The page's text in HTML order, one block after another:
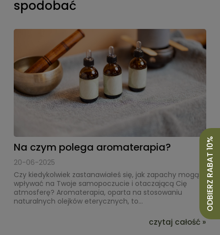
spodobać
Na czym polega aromaterapia?
20-06-2025
Czy kiedykolwiek zastanawiałeś się, jak zapachy mogą
wpływać na Twoje samopoczucie i otaczającą Cię
atmosferę? Aromaterapia, oparta na stosowaniu
naturalnych olejków eterycznych, to...
czytaj całość »
ODBIERZ RABAT 10%